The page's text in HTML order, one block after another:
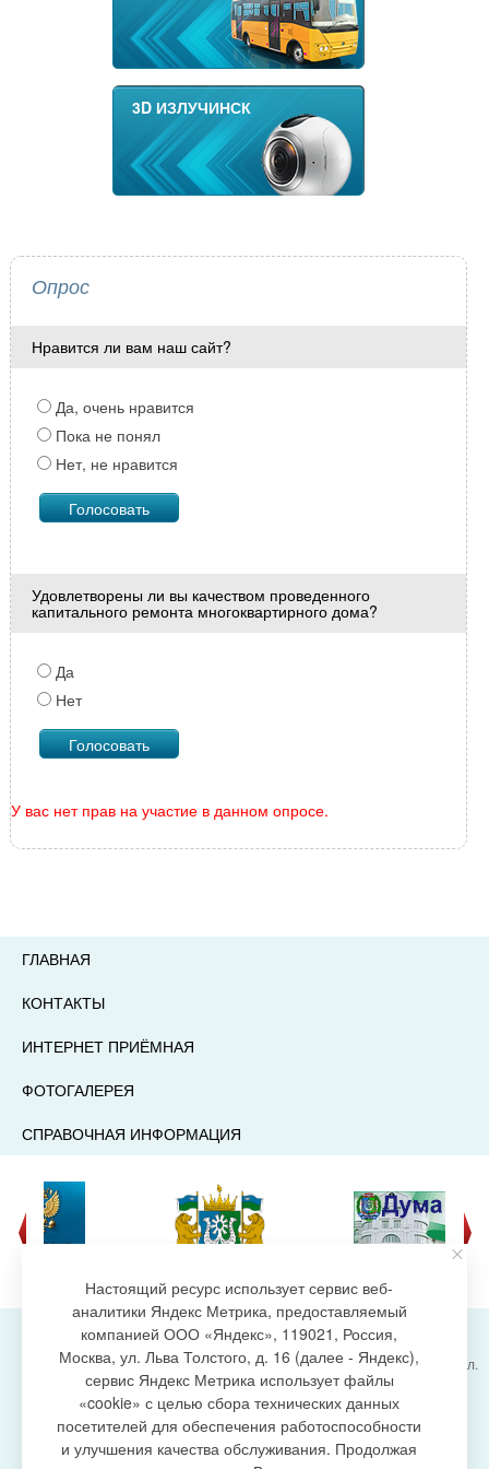
3D ИЗЛУЧИНСК
Опрос
Нравится ли вам наш сайт?
Да, очень нравится
Пока не понял
Нет, не нравится
Удовлетворены ли вы качеством проведенного
капитального ремонта многоквартирного дома?
Да
Нет
У вас нет прав на участие в данном опросе.
ГЛАВНАЯ
КОНТАКТЫ
ИНТЕРНЕТ ПРИЁМНАЯ
ФОТОГАЛЕРЕЯ
СПРАВОЧНАЯ ИНФОРМАЦИЯ
создание сайта
Администрация городского поселения Излучинск, ул.
Энергетиков, 6, пгт. Излучинск, Нижневартовский
район,
Ханты-Мансийский автономный округ-Югра
(Тюменская область), 628634
Сетевое изданиеhttps://www.gp-izluchinsk.ru
Настоящий ресурс использует сервис веб-
аналитики Яндекс Метрика, предоставляемый
компанией ООО «Яндекс», 119021, Россия,
Москва, ул. Льва Толстого, д. 16 (далее - Яндекс),
сервис Яндекс Метрика использует файлы
«cookie» с целью сбора технических данных
посетителей для обеспечения работоспособности
и улучшения качества обслуживания. Продолжая